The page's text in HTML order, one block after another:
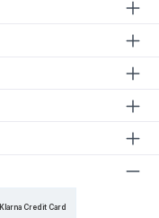
Klarna Credit Card